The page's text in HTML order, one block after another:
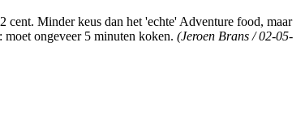
Minder keus dan het 'echte' Adventure food, maar
ongeveer 5 minuten koken. (Jeroen Brans / 02-05-